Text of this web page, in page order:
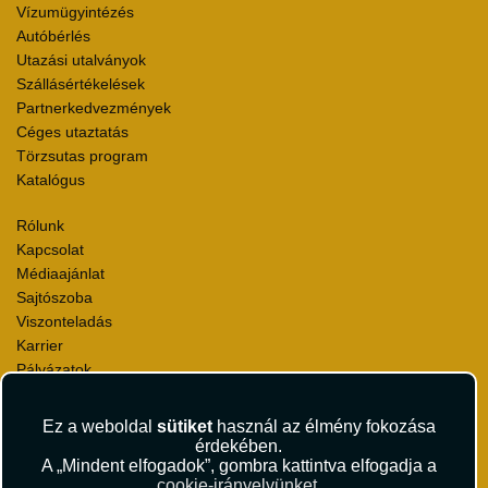
Ez a weboldal sütikethasznál az élmény fokozása
érdekében.
A „Mindent elfogadok”, gombra kattintva elfogadja a
Vízumügyintézés
Autóbérlés
Utazási utalványok
Szállásértékelések
Partnerkedvezmények
Céges utaztatás
Törzsutas program
Katalógus
Rólunk
Kapcsolat
Médiaajánlat
Sajtószoba
Viszonteladás
Karrier
Pályázatok
Környezettudatosság
Utazási Csomag Szerződési Feltételek